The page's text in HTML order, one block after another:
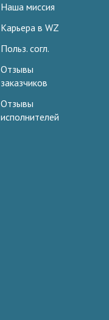
Наша миссия
Карьера в WZ
Польз. согл.
Отзывы
заказчиков
Отзывы
исполнителей